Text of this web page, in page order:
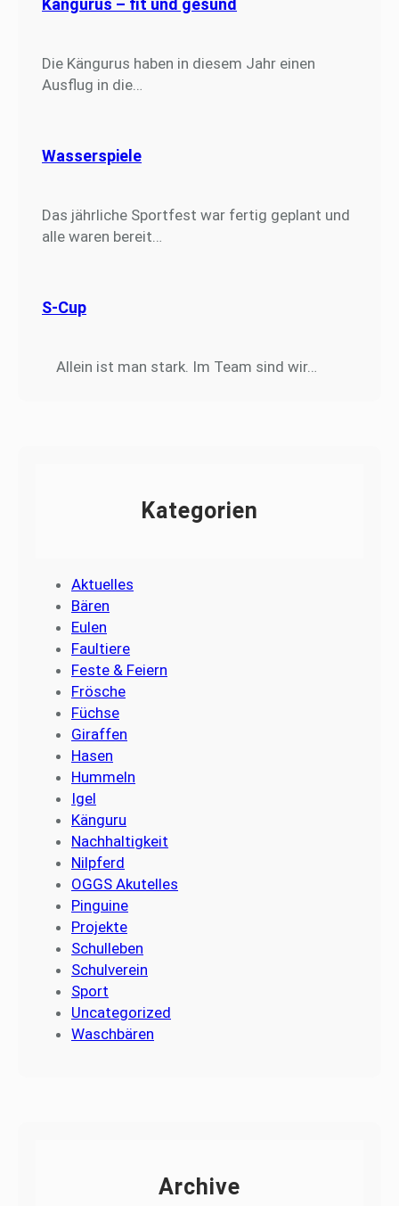
Die Kängurus haben in diesem Jahr einen
Ausflug in die…
Wasserspiele
Das jährliche Sportfest war fertig geplant und
alle waren bereit…
S-Cup
Allein ist man stark. Im Team sind wir…
Kategorien
Aktuelles
Bären
Eulen
Faultiere
Feste & Feiern
Frösche
Füchse
Giraffen
Hasen
Hummeln
Igel
Känguru
Nachhaltigkeit
Nilpferd
OGGS Akutelles
Pinguine
Projekte
Schulleben
Schulverein
Sport
Uncategorized
Waschbären
Archive